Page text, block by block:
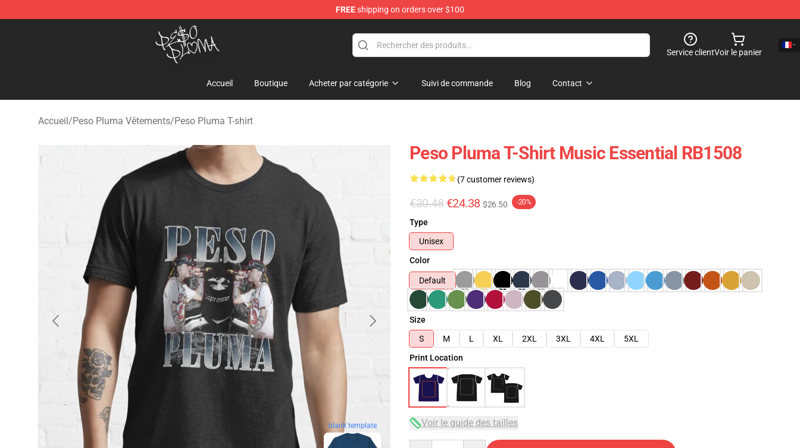
FREEshipping on orders over $100
Peso Pluma Store - Official Peso Pluma Merchandise Shop
Service clientVoir le panier
Accueil Boutique Acheter par catégorie Suivi de commande Blog Contact
Accueil/Peso Pluma Vêtements/Peso Pluma T-shirt
blank template
Peso Pluma T-Shirt Music Essential RB1508
(7 customer reviews)
€30.48 €24.38 $26.50 -20%
Type
Unisex
Color
Default
Size
S
M L XL 2XL 3XL 4XL
5XL
Print Location
Voir le guide des tailles